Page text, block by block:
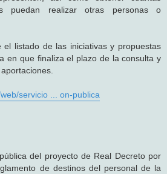
puedan realizar otras personas o
el listado de las iniciativas y propuestas
en que finaliza el plazo de la consulta y
servicio ... on-publica
del proyecto de Real Decreto por
de destinos del personal de la